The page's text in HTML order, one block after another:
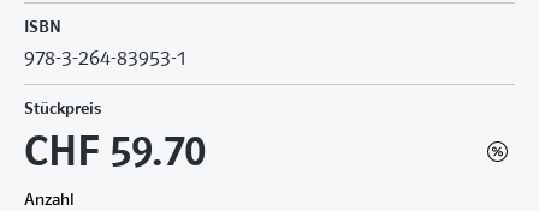
ISBN
978-3-264-83953-1
Stückpreis
CHF 59.70
Anzahl